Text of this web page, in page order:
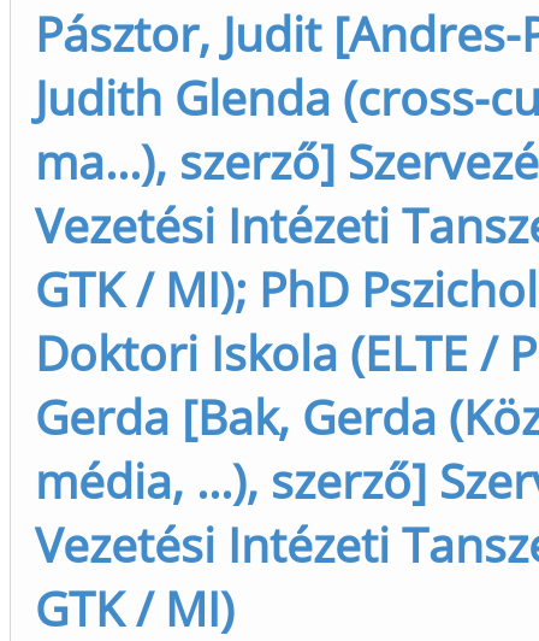
Pásztor, Judit [Andres-
Judith Glenda (cross-
ma...), szerző]
Vezetési Intézeti
GTK / MI); PhD
Doktori Iskola (ELTE /
Gerda [Bak, Gerda
média, ...), szerző]
Vezetési Intézeti
GTK / MI)